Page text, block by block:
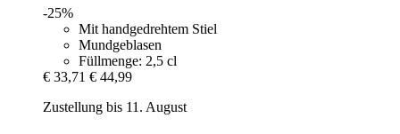
-25%
Mit handgedrehtem Stiel
Mundgeblasen
Füllmenge: 2,5 cl
€ 33,71 € 44,99
Zustellung bis 11. August